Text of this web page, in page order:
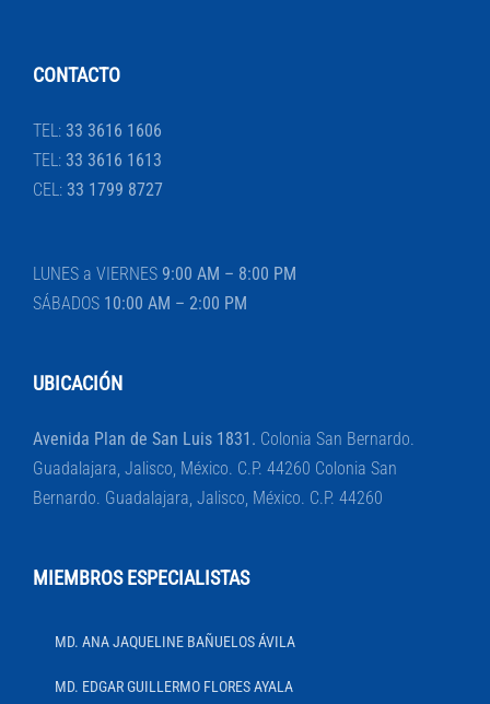
CONTACTO
TEL: 33 3616 1606
TEL: 33 3616 1613
CEL: 33 1799 8727
LUNES a VIERNES 9:00 AM – 8:00 PM
SÁBADOS 10:00 AM – 2:00 PM
UBICACIÓN
Avenida Plan de San Luis 1831. Colonia San Bernardo.
Guadalajara, Jalisco, México. C.P. 44260 Colonia San
Bernardo. Guadalajara, Jalisco, México. C.P. 44260
MIEMBROS ESPECIALISTAS
MD. ANA JAQUELINE BAÑUELOS ÁVILA
MD. EDGAR GUILLERMO FLORES AYALA